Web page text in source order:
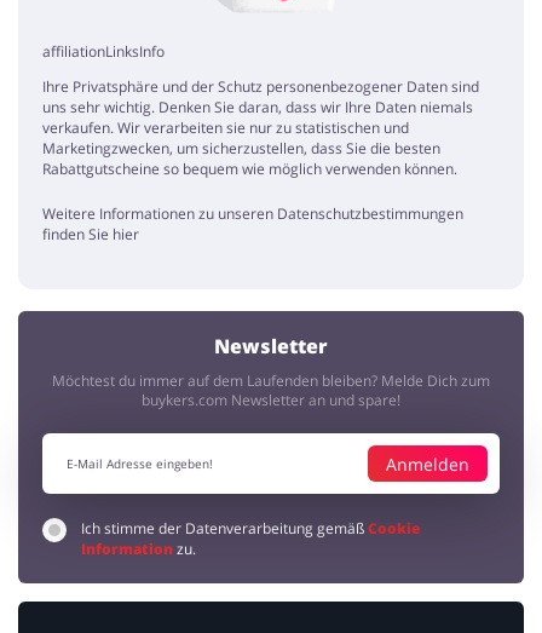
affiliationLinksInfo
Ihre Privatsphäre und der Schutz personenbezogener Daten sind
uns sehr wichtig. Denken Sie daran, dass wir Ihre Daten niemals
verkaufen. Wir verarbeiten sie nur zu statistischen und
Marketingzwecken, um sicherzustellen, dass Sie die besten
Rabattgutscheine so bequem wie möglich verwenden können.
Weitere Informationen zu unseren Datenschutzbestimmungen
finden Sie hier
Newsletter
Möchtest du immer auf dem Laufenden bleiben? Melde Dich zum
buykers.com Newsletter an und spare!
Anmelden
Ich stimme der Datenverarbeitung gemäßCookie
Informationzu.
Willkommen!
Wir freuen uns, dass Sie zurückgekommen sind, um
die besten Rabatte im Internet zu nutzen! Bevor Sie
dies tun, brauchen wir Ihre Aufmerksamkeit für einen
Moment. In Bezug auf Ihre Privatsphäre...